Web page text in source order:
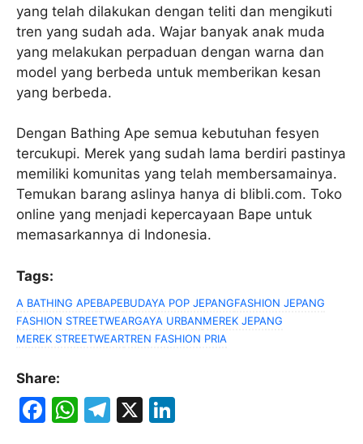
yang telah dilakukan dengan teliti dan mengikuti
tren yang sudah ada. Wajar banyak anak muda
yang melakukan perpaduan dengan warna dan
model yang berbeda untuk memberikan kesan
yang berbeda.
Dengan Bathing Ape semua kebutuhan fesyen
tercukupi. Merek yang sudah lama berdiri pastinya
memiliki komunitas yang telah membersamainya.
Temukan barang aslinya hanya di blibli.com. Toko
online yang menjadi kepercayaan Bape untuk
memasarkannya di Indonesia.
Tags:
A BATHING APEBAPEBUDAYA POP JEPANGFASHION JEPANG
FASHION STREETWEARGAYA URBANMEREK JEPANG
MEREK STREETWEARTREN FASHION PRIA
Share:
F
W T
X